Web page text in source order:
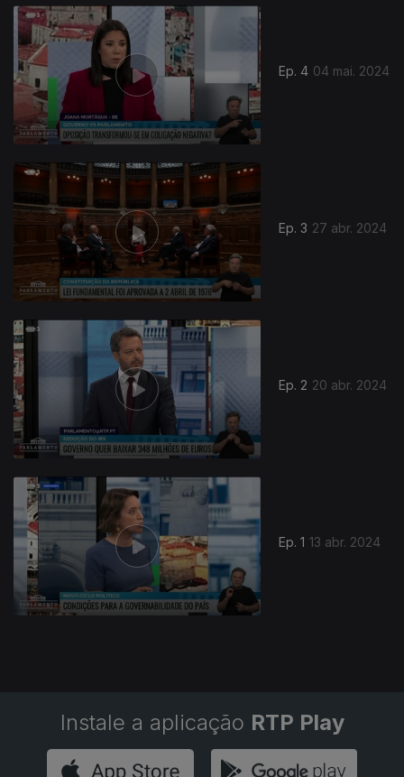
Ep. 4 04 mai. 2024
Ep. 3 27 abr. 2024
Ep. 2 20 abr. 2024
Ep. 1 13 abr. 2024
761934
Instale a aplicação RTP Play